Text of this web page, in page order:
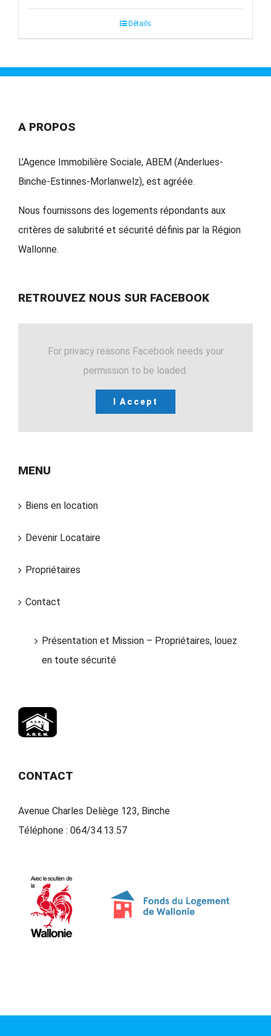
Détails
A PROPOS
L’Agence Immobilière Sociale, ABEM (Anderlues-
Binche-Estinnes-Morlanwelz), est agréée.
Nous fournissons des logements répondants aux
critères de salubrité et sécurité définis par la Région
Wallonne.
RETROUVEZ NOUS SUR FACEBOOK
For privacy reasons Facebook needs your
permission to be loaded.
I Accept
MENU
Biens en location
Devenir Locataire
Propriétaires
Contact
Présentation et Mission – Propriétaires, louez
en toute sécurité
CONTACT
Avenue Charles Deliège 123, Binche
Téléphone : 064/34.13.57